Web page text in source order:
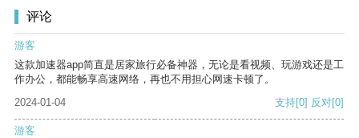
评论
游客
这款加速器app简直是居家旅行必备神器，无论是看视频、玩游戏还是工
作办公，都能畅享高速网络，再也不用担心网速卡顿了。
2024-01-04
支持[0] 反对[0]
游客